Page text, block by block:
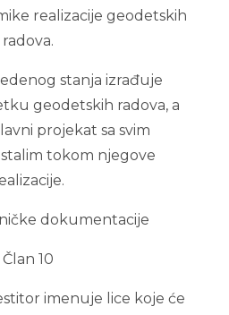
realizacije geodetskih
radova.
stanja izrađuje
geodetskih radova, a
projekat sa svim
tokom njegove
dokumentacije
Član 10
imenuje lice koje će